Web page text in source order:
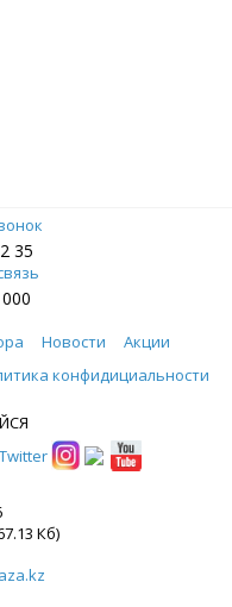
35
Новости
Акции
конфидициальности
Кб)